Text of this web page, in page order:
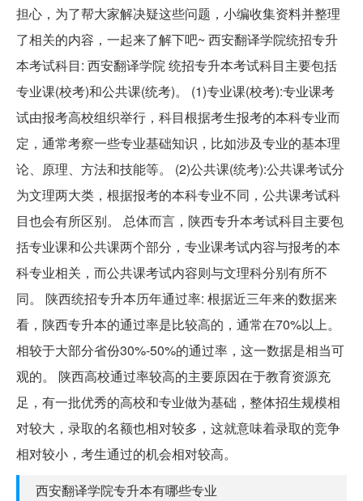
担心，为了帮大家解决疑这些问题，小编收集资料并整理
了相关的内容，一起来了解下吧~ 西安翻译学院统招专升
本考试科目: 西安翻译学院 统招专升本考试科目主要包括
专业课(校考)和公共课(统考)。 (1)专业课(校考):专业课考
试由报考高校组织举行，科目根据考生报考的本科专业而
定，通常考察一些专业基础知识，比如涉及专业的基本理
论、原理、方法和技能等。 (2)公共课(统考):公共课考试分
为文理两大类，根据报考的本科专业不同，公共课考试科
目也会有所区别。 总体而言，陕西专升本考试科目主要包
括专业课和公共课两个部分，专业课考试内容与报考的本
科专业相关，而公共课考试内容则与文理科分别有所不
同。 陕西统招专升本历年通过率: 根据近三年来的数据来
看，陕西专升本的通过率是比较高的，通常在70%以上。
相较于大部分省份30%-50%的通过率，这一数据是相当可
观的。 陕西高校通过率较高的主要原因在于教育资源充
足，有一批优秀的高校和专业做为基础，整体招生规模相
对较大，录取的名额也相对较多，这就意味着录取的竞争
相对较小，考生通过的机会相对较高。
西安翻译学院专升本有哪些专业